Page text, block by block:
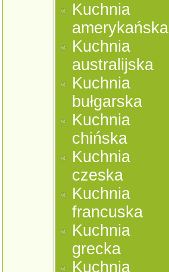
Kuchnia
amerykańska
Kuchnia
australijska
Kuchnia
bułgarska
Kuchnia
chińska
Kuchnia
czeska
Kuchnia
francuska
Kuchnia
grecka
Kuchnia